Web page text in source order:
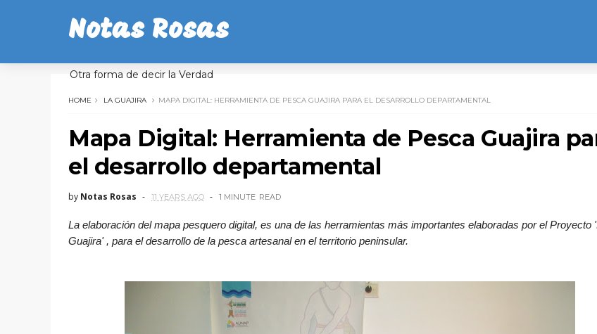
Notas Rosas
Otra forma de decir la Verdad
HOME LA GUAJIRA MAPA DIGITAL: HERRAMIENTA DE PESCA GUAJIRA PARA EL DESARROLLO DEPARTAMENTAL
Mapa Digital: Herramienta de Pesca Guajira
el desarrollo departamental
by Notas Rosas 11 YEARS AGO 1 MINUTE READ
La elaboración del mapa pesquero digital, es una de las herramientas más importantes elaboradas por el Proyecto
Guajira' , para el desarrollo de la pesca artesanal en el territorio peninsular.